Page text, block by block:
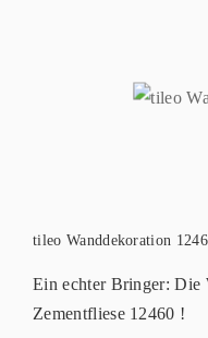
tileo Wanddekoration
Ein echter Bringer: Die
Zementfliese 12460 !